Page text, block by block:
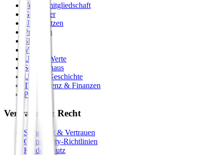
Vereinsmitgliedschaft
Gastgeber
Unterstützen
Premium
Shop
Vision
Unsere Werte
Seminarhaus
Unsere Geschichte
Transparenz & Finanzen
Presse
Vertrauen & Recht
Sicherheit & Vertrauen
Community-Richtlinien
Kinderschutz